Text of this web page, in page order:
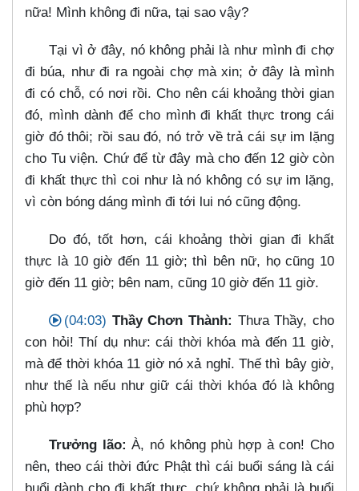
nữa! Mình không đi nữa, tại sao vậy?
Tại vì ở đây, nó không phải là như mình đi chợ
đi búa, như đi ra ngoài chợ mà xin; ở đây là mình
đi có chỗ, có nơi rồi. Cho nên cái khoảng thời gian
đó, mình dành để cho mình đi khất thực trong cái
giờ đó thôi; rồi sau đó, nó trở về trả cái sự im lặng
cho Tu viện. Chứ để từ đây mà cho đến 12 giờ còn
đi khất thực thì coi như là nó không có sự im lặng,
vì còn bóng dáng mình đi tới lui nó cũng động.
Do đó, tốt hơn, cái khoảng thời gian đi khất
thực là 10 giờ đến 11 giờ; thì bên nữ, họ cũng 10
giờ đến 11 giờ; bên nam, cũng 10 giờ đến 11 giờ.
(04:03) Thầy Chơn Thành: Thưa Thầy, cho
con hỏi! Thí dụ như: cái thời khóa mà đến 11 giờ,
mà để thời khóa 11 giờ nó xả nghỉ. Thế thì bây giờ,
như thế là nếu như giữ cái thời khóa đó là không
phù hợp?
Trưởng lão: À, nó không phù hợp à con! Cho
nên, theo cái thời đức Phật thì cái buổi sáng là cái